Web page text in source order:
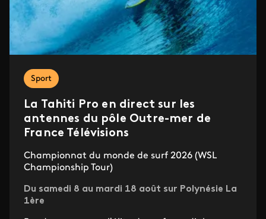
Sport
La Tahiti Pro en direct sur les
antennes du pôle Outre-mer de
France Télévisions
Championnat du monde de surf 2026 (WSL
Championship Tour)
Du samedi 8 au mardi 18 août sur Polynésie La
1ère